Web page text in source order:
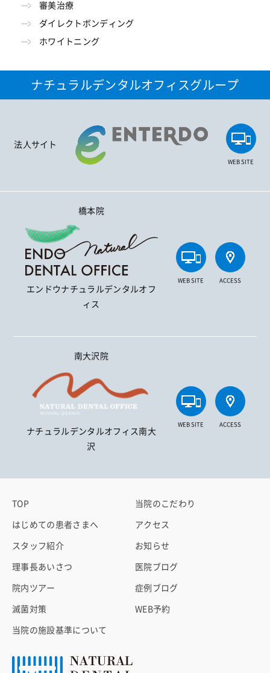
審美治療
ダイレクトボンディング
ホワイトニング
ナチュラルデンタルオフィスグループ
法人サイト
WEB SITE
橋本院
エンドウナチュラルデンタルオフ
ィス
WEB SITE ACCESS
南大沢院
ナチュラルデンタルオフィス南大
沢
WEB SITE ACCESS
TOP
はじめての患者さまへ
スタッフ紹介
理事長あいさつ
院内ツアー
滅菌対策
当院の施設基準について
当院のこだわり
アクセス
お知らせ
医院ブログ
症例ブログ
WEB予約